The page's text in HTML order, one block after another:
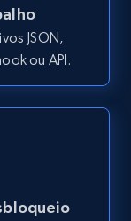
grátis
Post
JSON,
ou API.